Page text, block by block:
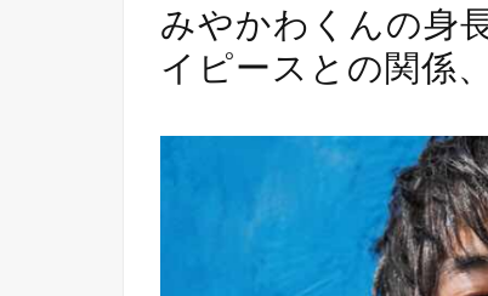
みやかわくんの身
イピースとの関係